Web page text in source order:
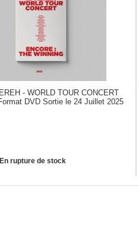
- WORLD TOUR CONCERT
DVD Sortie le 24 Juillet 2025
En rupture de stock